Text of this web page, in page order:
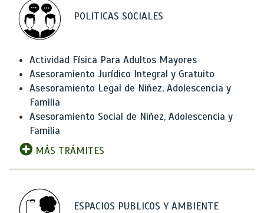
POLITICAS SOCIALES
Actividad Física Para Adultos Mayores
Asesoramiento Jurídico Integral y Gratuito
Asesoramiento Legal de Niñez, Adolescencia y
Familia
Asesoramiento Social de Niñez, Adolescencia y
Familia
MÁS TRÁMITES
ESPACIOS PUBLICOS Y AMBIENTE